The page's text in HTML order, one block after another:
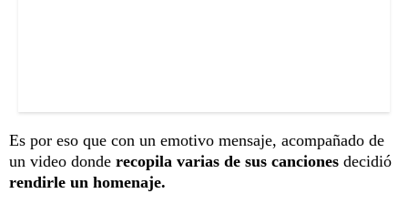
Es por eso que con un emotivo mensaje, acompañado de
un video donde recopila varias de sus canciones decidió
rendirle un homenaje.